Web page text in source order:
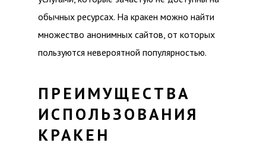
обычных ресурсах. На кракен можно найти
множество анонимных сайтов, от которых
пользуются невероятной популярностью.
ПРЕИМУЩЕСТВА
ИСПОЛЬЗОВАНИЯ
КРАКЕН